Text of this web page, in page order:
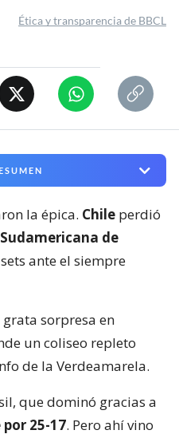
Ética y transparencia de BBCL
la épica. Chile perdió
de
ante el siempre
sorpresa en
un coliseo repleto
de la Verdeamarela.
que dominó gracias a
25-17. Pero ahí vino